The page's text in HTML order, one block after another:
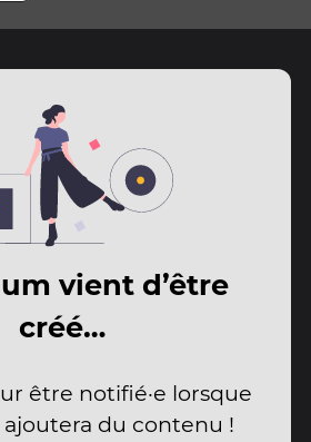
vient d’être
créé…
être notifié·e lorsque
du contenu !